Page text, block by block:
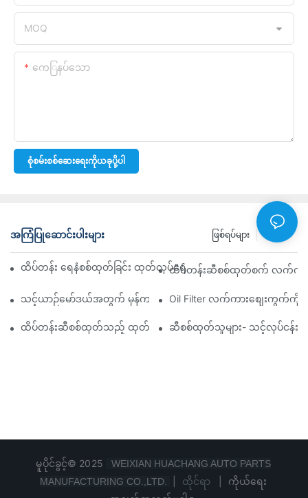
MOQ
ကေြနပ်သော
စုံစမ်းစစ်ဆေးရေးကိုယခုပို့ပါ
အကြံပြုဆောင်းပါးများ ဖြစ်ရပ်များ
ထိပ်တန်း ရေနံစစ်ထုတ်ခြင်း ထုတ်လုပ်ရေးကုမ္ပဏီများ- ပြည့်စုံသော ခ
ထိပ်တန်းဆီစစ်ထုတ်စက် လက်ကား
သင့်ယာဉ်မော်ဒယ်အတွက် မှန်ကန်သော ဆီစစ်ထုတ်စက်ကို ရွေးချယ်ခြင်း-
Oil Filter လက်ကားစျေးကွက်ကို
ထိပ်တန်းဆီစစ်ထုတ်သည့် ထုတ်လုပ်သူများနှင့် ၎င်းတို့၏ ဆန်းသစ်တီထွင်မှု
ဆီစစ်ထုတ်သူများ- သင့်လုပ်ငန်း
မူပိုင်ခွင့်© 2025
WEIXIAN HUACHANG AUTO PARTS
MANUFACTURING CO.,LTD.
ထိုင်ရာ
ကိုယ်ရေး